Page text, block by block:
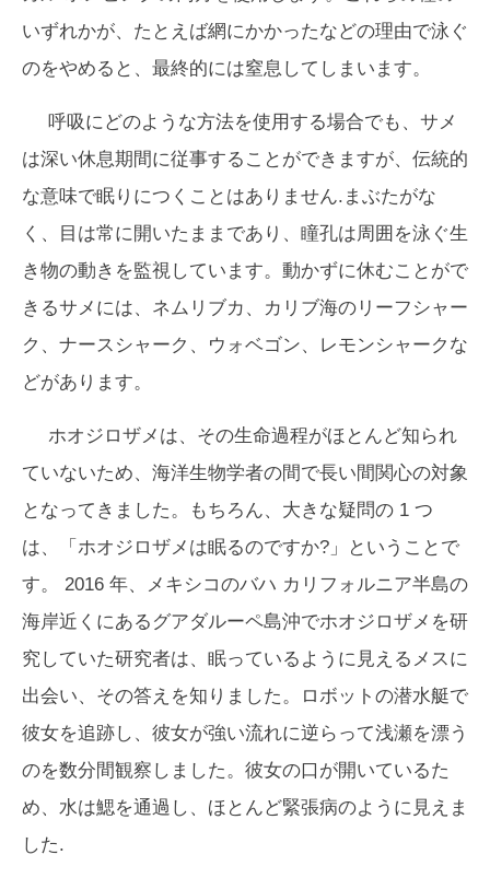
いずれかが、たとえば網にかかったなどの理由で泳ぐ
のをやめると、最終的には窒息してしまいます。
呼吸にどのような方法を使用する場合でも、サメ
は深い休息期間に従事することができますが、伝統的
な意味で眠りにつくことはありません.まぶたがな
く、目は常に開いたままであり、瞳孔は周囲を泳ぐ生
き物の動きを監視しています。動かずに休むことがで
きるサメには、ネムリブカ、カリブ海のリーフシャー
ク、ナースシャーク、ウォベゴン、レモンシャークな
どがあります。
ホオジロザメは、その生命過程がほとんど知られ
ていないため、海洋生物学者の間で長い間関心の対象
となってきました。もちろん、大きな疑問の 1 つ
は、「ホオジロザメは眠るのですか?」ということで
す。 2016 年、メキシコのバハ カリフォルニア半島の
海岸近くにあるグアダルーペ島沖でホオジロザメを研
究していた研究者は、眠っているように見えるメスに
出会い、その答えを知りました。ロボットの潜水艇で
彼女を追跡し、彼女が強い流れに逆らって浅瀬を漂う
のを数分間観察しました。彼女の口が開いているた
め、水は鰓を通過​​し、ほとんど緊張病のように見えま
した.